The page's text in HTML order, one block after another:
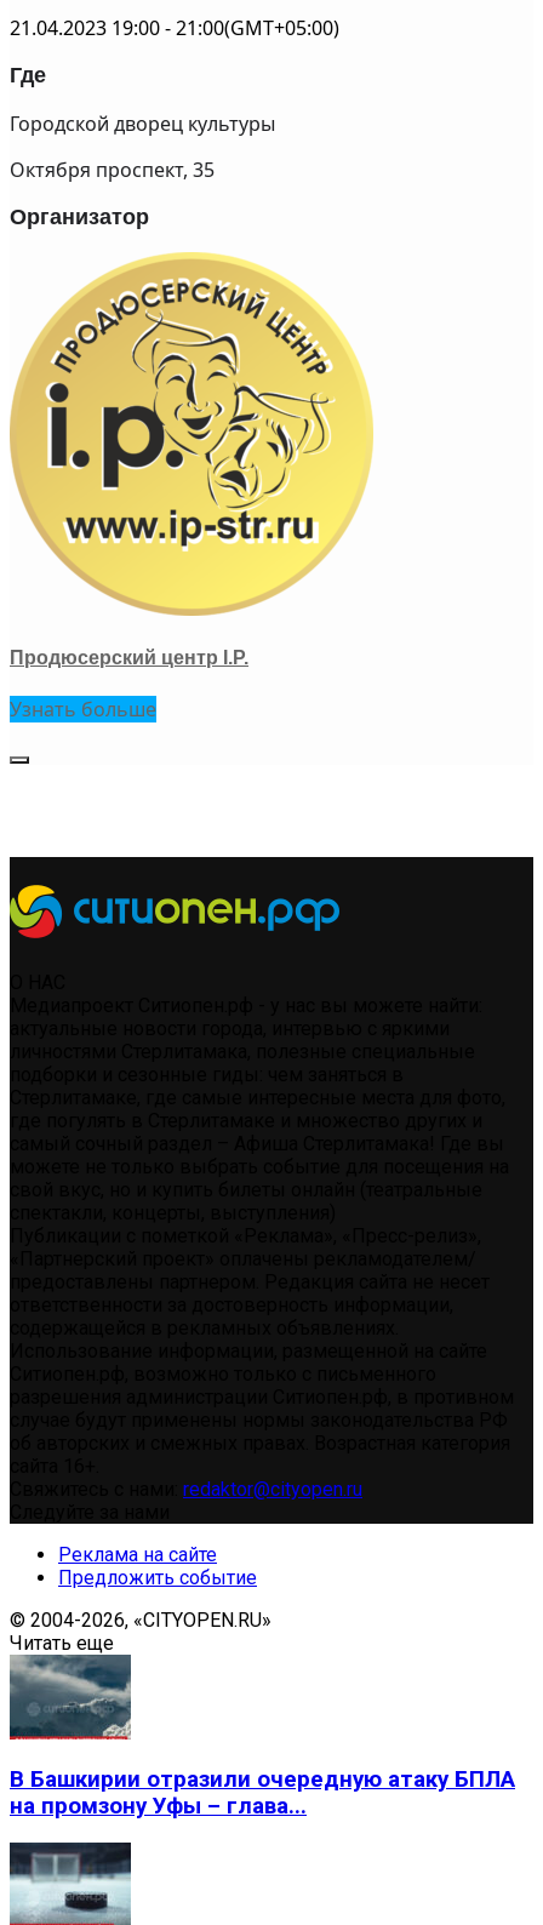
21.04.2023 19:00-21:00(GMT+05:00)
Где
Городской дворец культуры
Октября проспект, 35
Организатор
Продюсерский центр I.P.
Узнать больше
redaktor@cityopen.ru
Реклама на сайте
Предложить событие
© 2004-2026, «CITYOPEN.RU»
Читать еще
В Башкирии отразили очередную атаку БПЛА
на промзону Уфы – глава...